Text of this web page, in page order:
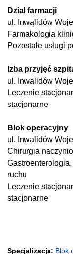
Dział farmacji
ul. Inwalidów
Farmakologia
Pozostałe usługi
Izba przyjęć
ul. Inwalidów
Leczenie
stacjonarne
Blok operacyjny
ul. Inwalidów
Chirurgia
ruchu
Leczenie
stacjonarne
Specjalizacja: Blok